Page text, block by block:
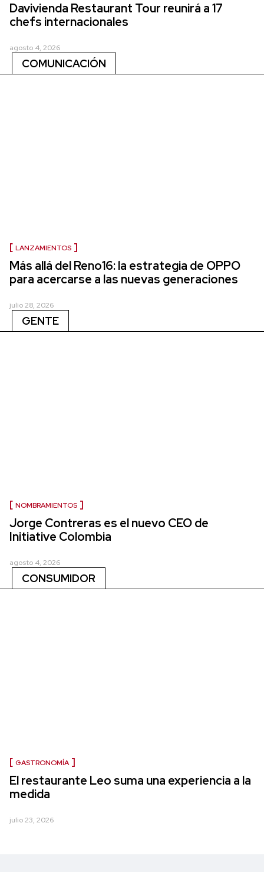
Davivienda Restaurant Tour reunirá a 17
chefs internacionales
agosto 4, 2026
COMUNICACIÓN
LANZAMIENTOS
Más allá del Reno16: la estrategia de OPPO
para acercarse a las nuevas generaciones
julio 28, 2026
GENTE
NOMBRAMIENTOS
Jorge Contreras es el nuevo CEO de
Initiative Colombia
agosto 4, 2026
CONSUMIDOR
GASTRONOMÍA
El restaurante Leo suma una experiencia a la
medida
julio 23, 2026